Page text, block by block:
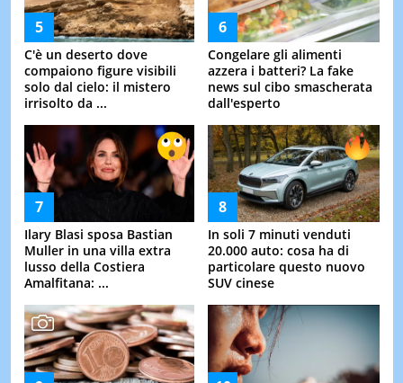
C'è un deserto dove
compaiono figure visibili
solo dal cielo: il mistero
irrisolto da ...
Congelare gli alimenti
azzera i batteri? La fake
news sul cibo smascherata
dall'esperto
Ilary Blasi sposa Bastian
Muller in una villa extra
lusso della Costiera
Amalfitana: ...
In soli 7 minuti venduti
20.000 auto: cosa ha di
particolare questo nuovo
SUV cinese